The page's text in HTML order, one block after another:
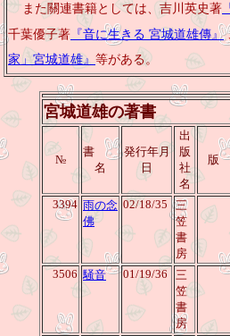
また關連書籍としては、吉川英史著
千葉優子著 『音に生きる 宮城道雄傳』
家」宮城道雄』 等がある。
宮城道雄の著書
№
書
名
発行年月
日
出
版
社
名
版
3394 雨の念
佛
02/18/35
三
笠
書
房
3506 騒音 01/19/36
三
笠
書
房